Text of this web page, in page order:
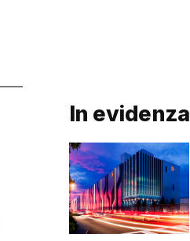
In evidenza